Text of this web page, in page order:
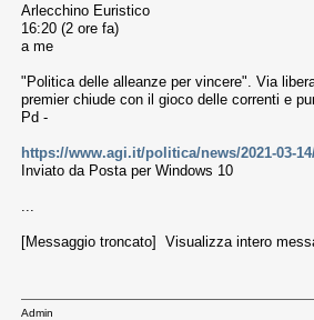
Arlecchino Euristico
16:20 (2 ore fa)
a me
"Politica delle alleanze per vincere". Via
premier chiude con il gioco delle correnti e
Pd -
https://www.agi.it/politica/news/2021-03-
Inviato da Posta per Windows 10
[Messaggio troncato] Visualizza intero
Admin